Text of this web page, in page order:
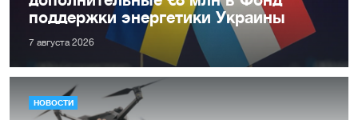
поддержки энергетики Украины
7 августа 2026
НОВОСТИ